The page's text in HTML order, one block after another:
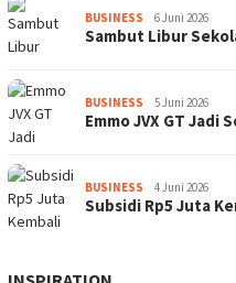
BUSINESS 6 Juni 2026
Sambut Libur
BUSINESS 5 Juni 2026
Emmo JVX GT
BUSINESS 4 Juni 2026
Subsidi Rp5 Juta